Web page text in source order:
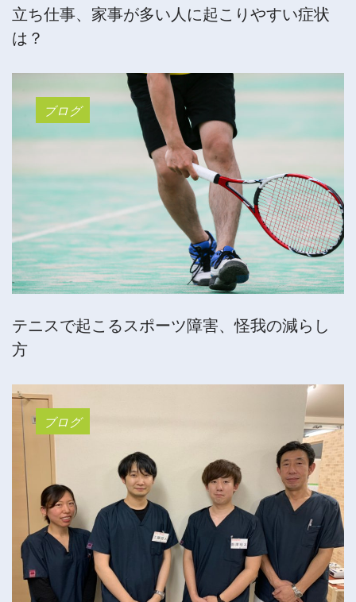
立ち仕事、家事が多い人に起こりやすい症状
は？
ブログ
テニスで起こるスポーツ障害、怪我の減らし
方
ブログ